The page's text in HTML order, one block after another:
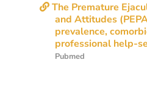
The Premature
and Attitudes
prevalence,
Pubmed